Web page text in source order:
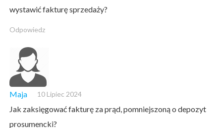
wystawić fakturę sprzedaży?
Odpowiedz
Maja 10 Lipiec 2024
Jak zaksięgować fakturę za prąd, pomniejszoną o depozyt
prosumencki?